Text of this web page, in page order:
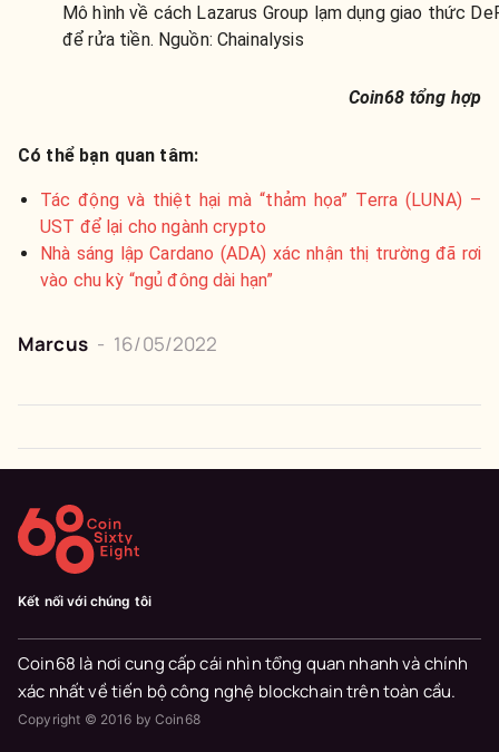
Mô hình về cách Lazarus Group lạm dụng giao thức
để rửa tiền. Nguồn: Chainalysis
Coin68 tổng hợp
Có thể bạn quan tâm:
Tác động và thiệt hại mà “thảm họa” Terra (LUNA) –
UST để lại cho ngành crypto
Nhà sáng lập Cardano (ADA) xác nhận thị trường đã rơi
vào chu kỳ “ngủ đông dài hạn”
Marcus - 16/05/2022
Kết nối với chúng tôi
Coin68 là nơi cung cấp cái nhìn tổng quan nhanh và chính
xác nhất về tiến bộ công nghệ blockchain trên toàn cầu.
Copyright © 2016 by Coin68